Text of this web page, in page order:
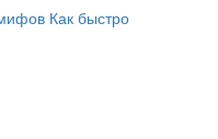
Как быстро